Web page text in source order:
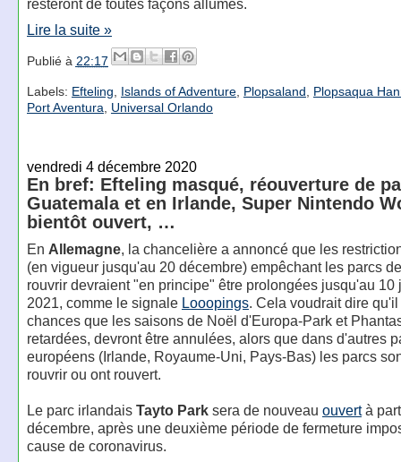
resteront de toutes façons allumés.
Lire la suite »
Publié à 22:17
Labels: Efteling Islands of Adventure, Plopsaland
Plopsaqua
Port Aventura
Universal Orlando
vendredi 4 décembre 2020
En bref: Efteling masqué, réouverture de
Guatemala et en Irlande, Super Nintendo
bientôt ouvert, …
En Allemagne, la chancelière a annoncé que les
(en vigueur jusqu'au 20 décembre) empêchant les parcs
rouvrir devraient "en principe" être prolongées jusqu'au 10
2021, comme le signale Looopings. Cela voudrait dire
chances que les saisons de Noël d'Europa-Park et
retardées, devront être annulées, alors que dans d'autres
européens (Irlande, Royaume-Uni, Pays-Bas) les parcs
rouvrir ou ont rouvert.
Le parc irlandais Tayto Parksera de nouveau ouvertà
décembre, après une deuxième période de fermeture
cause de coronavirus.